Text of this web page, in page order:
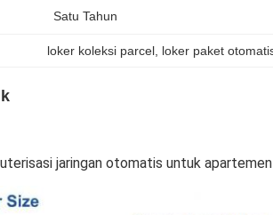
Satu Tahun
loker koleksi parcel loker paket
jaringan otomatis untuk apartemen